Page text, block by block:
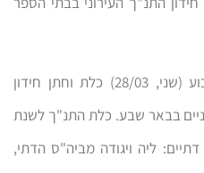
בטקס חגיגי ומרגש הוכתרו השבוע (שני, 28/03) כלת וחתן חידון
בבאר שבע. כלת התנ"ך לשנת
ליה ויגודה מביה"ס הדתי,